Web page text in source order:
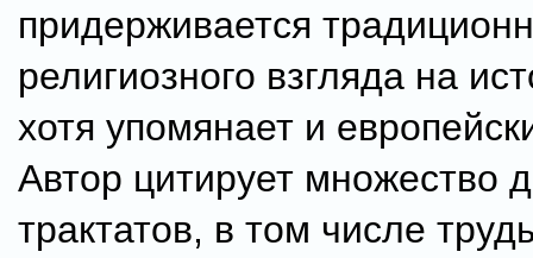
придерживается
религиозного взгляда на
хотя упомянает и
Автор цитирует множество
трактатов, в том числе